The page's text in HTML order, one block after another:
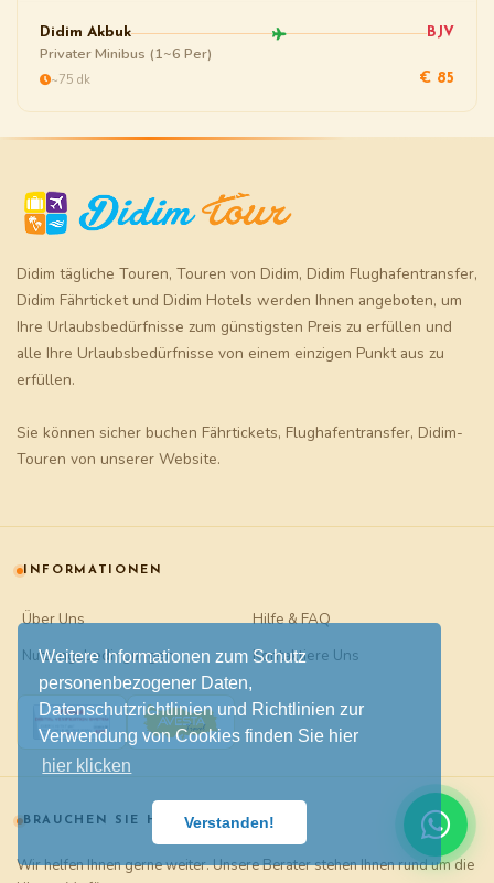
Weitere Informationen zum Schutz
personenbezogener Daten,
Datenschutzrichtlinien und Richtlinien zur
Verwendung von Cookies finden Sie hier
hier klicken
Verstanden!
Didim Akbuk BJV
Privater Minibus (1~6 Per)
~75 dk € 85
Didim tägliche Touren, Touren von Didim, Didim Flughafentransfer,
Didim Fährticketund Didim Hotels werden Ihnen angeboten, um
Ihre Urlaubsbedürfnisse zum günstigsten Preis zu erfüllen und
alle Ihre Urlaubsbedürfnisse von einem einzigen Punkt aus zu
erfüllen.
Sie können sicher buchen Fährtickets, Flughafentransfer, Didim-
Touren von unserer Website.
INFORMATIONEN
Über Uns
Hilfe & FAQ
Nutzungsbedingungen
Kontaktiere Uns
BRAUCHEN SIE HILFE?
Wir helfen Ihnen gerne weiter. Unsere Berater stehen Ihnen rund um die